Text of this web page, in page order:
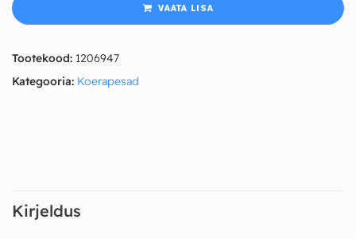
VAATA LISA
Tootekood: 1206947
Kategooria: Koerapesad
Kirjeldus